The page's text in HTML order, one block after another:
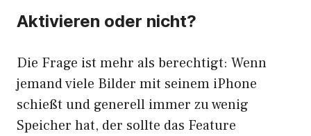
Aktivieren oder nicht?
Die Frage ist mehr als berechtigt: Wenn
jemand viele Bilder mit seinem iPhone
schießt und generell immer zu wenig
Speicher hat, der sollte das Feature